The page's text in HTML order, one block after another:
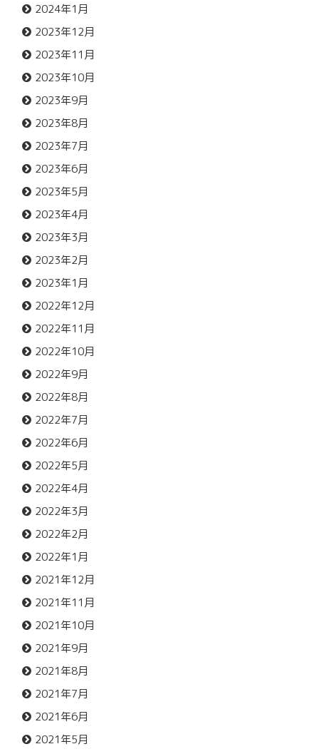
2024年1月
2023年12月
2023年11月
2023年10月
2023年9月
2023年8月
2023年7月
2023年6月
2023年5月
2023年4月
2023年3月
2023年2月
2023年1月
2022年12月
2022年11月
2022年10月
2022年9月
2022年8月
2022年7月
2022年6月
2022年5月
2022年4月
2022年3月
2022年2月
2022年1月
2021年12月
2021年11月
2021年10月
2021年9月
2021年8月
2021年7月
2021年6月
2021年5月